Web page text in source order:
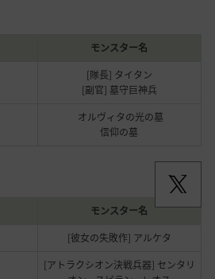
モンスター名
[隊長] タイタン
[副官] 墓守巨神兵
オルヴィタの光の墓
信仰の墓
モンスター名
[彼女の失敗作] アルケタ
[アトラクシオン決戦兵器] センタリ